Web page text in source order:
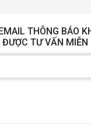
THÔNG BÁO
TƯ VẤN MIỄN